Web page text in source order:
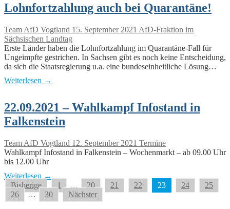
Lohnfortzahlung auch bei Quarantäne!
Team AfD Vogtland 15. September 2021 AfD-Fraktion im
Sächsischen Landtag
Erste Länder haben die Lohnfortzahlung im Quarantäne-Fall für
Ungeimpfte gestrichen. In Sachsen gibt es noch keine Entscheidung,
da sich die Staatsregierung u.a. eine bundeseinheitliche Lösung…
Weiterlesen →
22.09.2021 – Wahlkampf Infostand in
Falkenstein
Team AfD Vogtland 12. September 2021 Termine
Wahlkampf Infostand in Falkenstein – Wochenmarkt – ab 09.00 Uhr
bis 12.00 Uhr
Weiterlesen →
Seitennummerierung
der
Bisherige 1 … 20 21 22 23 24
25
26
… 30 Nächster